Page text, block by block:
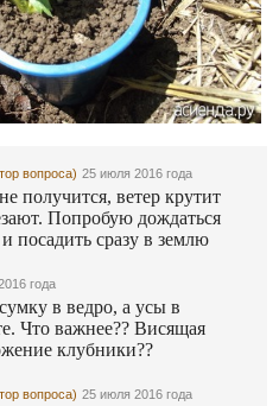
вопроса) 25 июля 2016 года
получится, ветер крутит
Попробую дождаться
посадить сразу в землю
года
в ведро, а усы в
Что важнее?? Висящая
клубники??
вопроса) 25 июля 2016 года